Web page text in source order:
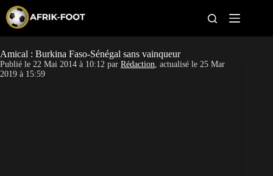
p
o
c
CAN féminine
Amical : Burkina Faso-Sénégal sans vainqueur
Publié le 22 Mai 2014 à 10:12 par Rédaction, actualisé le 25 Mar
2019 à 15:59